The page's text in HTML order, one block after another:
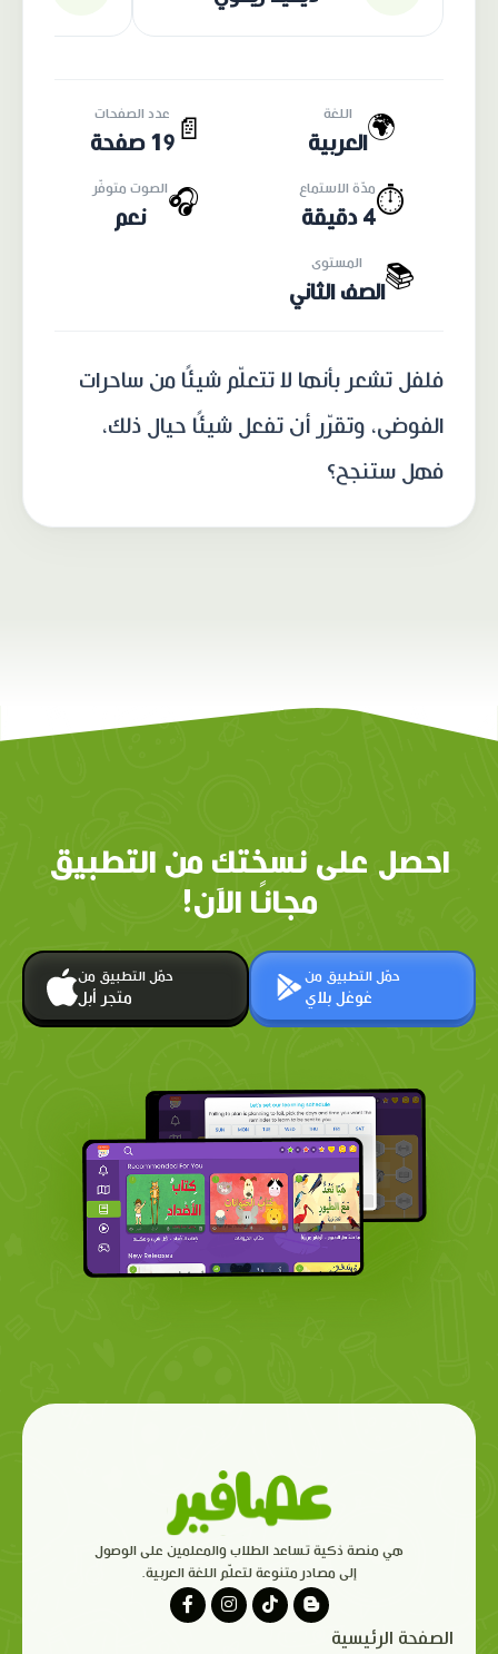
🌍 اللغة
العربية 📄
عدد الصفحات
19 صفحة
⏱️مدّة الاستماع
4 دقيقة
🎧الصوت متوفّر
نعم
📚 المستوى
الصف الثاني
فلفل تشعر بأنها لا تتعلّم شيئًا من ساحرات
الفوضى، وتقرّر أن تفعل شيئًا حيال ذلك،
فهل ستنجح؟
احصل على نسختك من التطبيق
مجانًا الآن!
حمّل التطبيق من
متجر أبل
حمّل التطبيق من
غوغل بلاي
هي منصة ذكية تساعد الطلاب والمعلمين على الوصول
إلى مصادر متنوعة لتعلّم اللغة العربية.
الصفحة الرئيسية